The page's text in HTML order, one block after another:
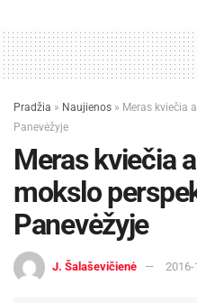
Pradžia » Naujienos » Meras kviečia
Panevėžyje
Meras kviečia
mokslo
Panevėžyje
J. Šalaševičienė 2016-